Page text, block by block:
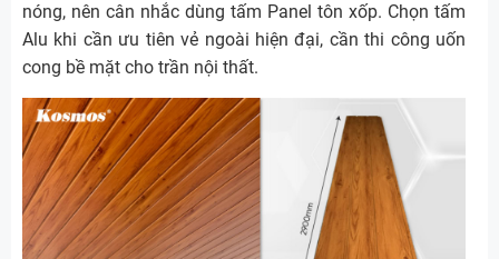
nóng, nên cân nhắc dùng tấm Panel tôn xốp. Chọn tấm
Alu khi cần ưu tiên vẻ ngoài hiện đại, cần thi công uốn
cong bề mặt cho trần nội thất.